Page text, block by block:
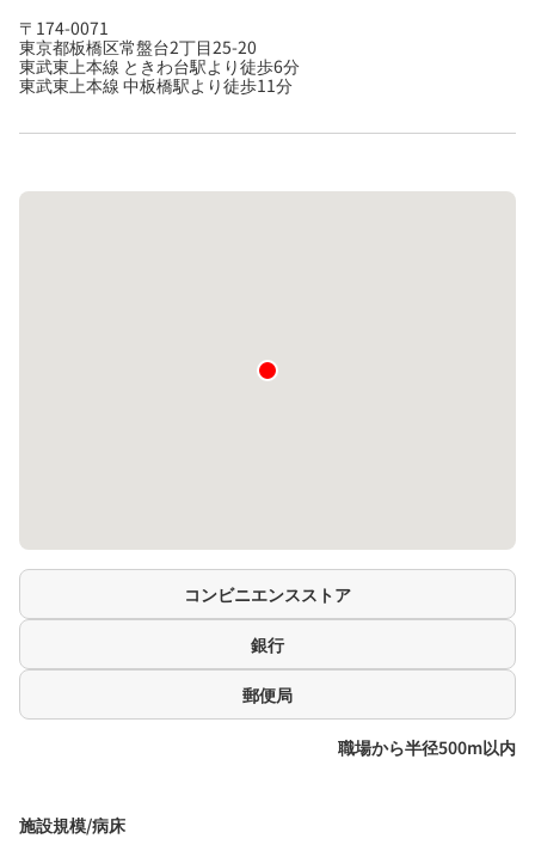
〒174-0071
東京都板橋区常盤台2丁目25-20
東武東上本線 ときわ台駅より徒歩6分
東武東上本線 中板橋駅より徒歩11分
コンビニエンスストア
銀行
郵便局
職場から半径500m以内
施設規模/病床